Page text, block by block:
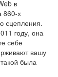
в
860-х
сцепления.
году, она
себе
вашу
была